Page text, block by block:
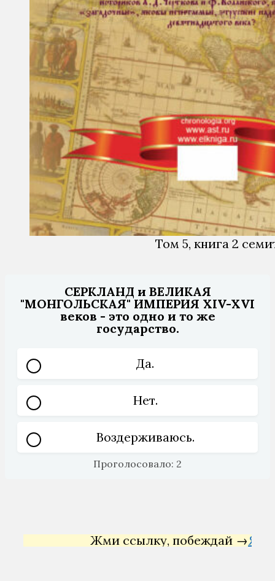
Том 5, книга 2
СЕРКЛАНД и ВЕЛИКАЯ
"МОНГОЛЬСКАЯ" ИМПЕРИЯ XIV-XVI
веков - это одно и то же
государство.
Да.
Нет.
Воздерживаюсь.
Проголосовало: 2
Жми ссылку, побеждай →Яндекс